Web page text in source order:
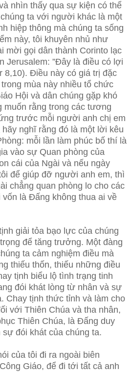
nhìn thấy qua sự kiện có thể
ta với người khác là một
hiệp thông mà chúng ta sống
này, tôi khuyên nhủ như
mời gọi dân thành Corinto lạc
Jerusalem: ”Đây là điều có lợi
8,10). Điều này có giá trị đặc
mùa này nhiều tổ chức
Hội và dân chúng gặp khó
muốn rằng trong các tương
trước mỗi người anh chị em
nghĩ rằng đó là một lời kêu
mỗi lần làm phúc bố thí là
vào sự Quan phòng của
cái của Ngài và nếu ngày
để giúp đỡ người anh em, thì
chẳng quan phòng lo cho các
vốn là Đấng không thua ai về
giải tỏa bạo lực của chúng
để tăng trưởng. Một đàng
ta cảm nghiệm điều mà
thiếu thốn, thiếu những điều
tịnh biểu lộ tình trạng tinh
đói khát lòng từ nhân và sự
Chay tịnh thức tỉnh và làm cho
với Thiên Chúa và tha nhân,
Thiên Chúa, là Đấng duy
đói khát của chúng ta.
của tôi đi ra ngoài biên
Giáo, để đi tới tất cả anh